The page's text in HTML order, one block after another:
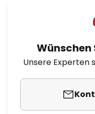
Wünschen
Unsere Experten